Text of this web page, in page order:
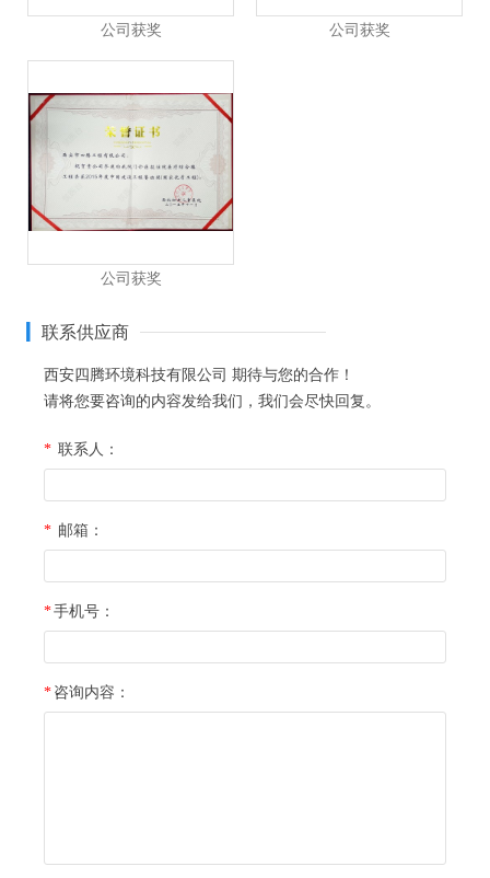
公司获奖 公司获奖
公司获奖
联系供应商
西安四腾环境科技有限公司 期待与您的合作！
请将您要咨询的内容发给我们，我们会尽快回复。
* 联系人：
* 邮箱：
*手机号：
* 咨询内容：